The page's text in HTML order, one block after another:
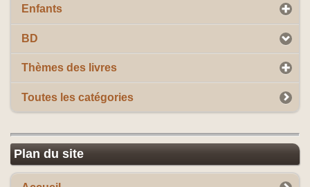
Enfants
BD
Thèmes des livres
Toutes les catégories
Plan du site